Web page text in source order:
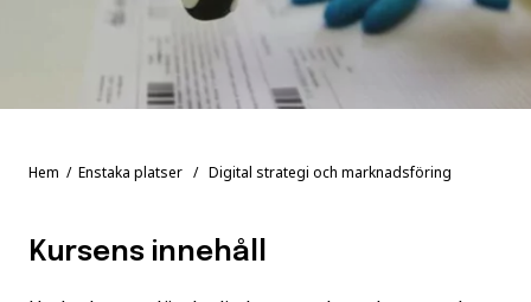
Hem / Enstaka platser / Digital strategi och marknadsföring
Kursens innehåll